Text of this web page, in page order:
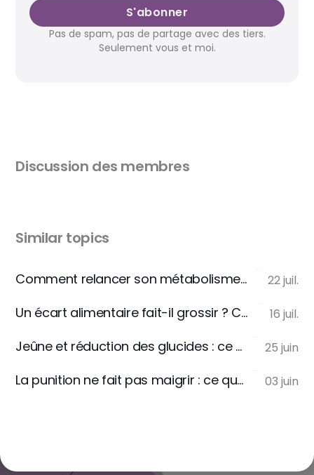
S'abonner
Pas de spam, pas de partage avec des tiers.
Seulement vous et moi.
Discussion des membres
Similar topics
Comment relancer son métabolisme après 40 ans (sans manger moins) 22 juil.
Un écart alimentaire fait-il grossir ? Ce que le métabolisme retient vraiment 16 juil.
Jeûne et réduction des glucides : ce qui se passe vraiment dans le corps 25 juin
La punition ne fait pas maigrir : ce que la restriction sévère déclenche dans le corps et la tête 03 juin